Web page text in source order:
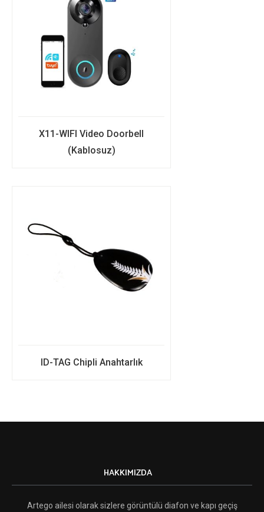
X11-WIFI Video Doorbell
(Kablosuz)
ID-TAG Chipli Anahtarlık
HAKKIMIZDA
Artego ailesi olarak sizlere görüntülü diafon ve kapı geçiş